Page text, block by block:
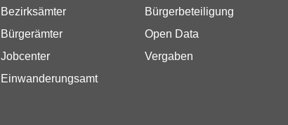
Bezirksämter
Bürgerämter
Jobcenter
Einwanderungsamt
Bürgerbeteiligung
Open Data
Vergaben